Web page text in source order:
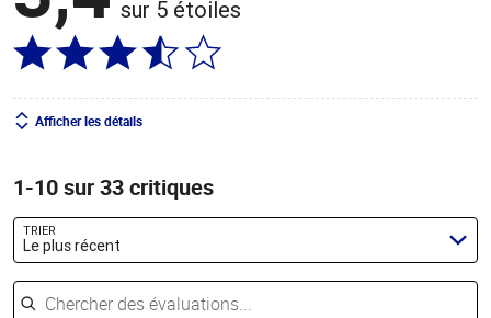
sur 5 étoiles
Afficher les détails
1-10 sur 33 critiques
TRIER
Le plus récent
Chercher des évaluations